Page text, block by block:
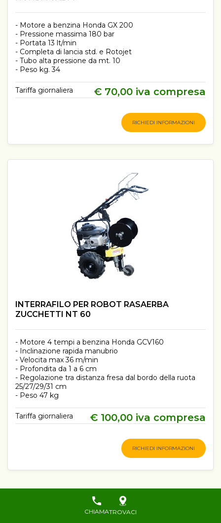
CHIAMATROVACI
- Motore a benzina Honda GX 200
- Pressione massima 180 bar
- Portata 13 lt/min
- Completa di lancia std. e Rotojet
- Tubo alta pressione da mt. 10
- Peso kg. 34
Tariffa giornaliera € 70,00 iva compresa
RICHIEDI INFORMAZIONI
INTERRAFILO PER ROBOT RASAERBA
ZUCCHETTI NT 60
- Motore 4 tempi a benzina Honda GCV160
- Inclinazione rapida manubrio
- Velocita max 36 m/min
- Profondita da 1 a 6 cm
- Regolazione tra distanza fresa dal bordo della ruota
25/27/29/31 cm
- Peso 47 kg
Tariffa giornaliera € 100,00 iva compresa
RICHIEDI INFORMAZIONI